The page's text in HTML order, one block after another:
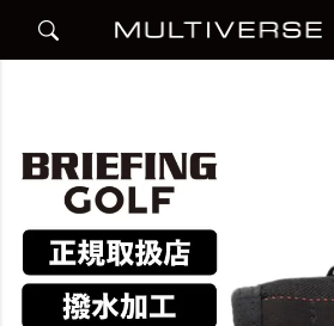
SCOPE BOX POUCH TL スコープポーチ STANDARD